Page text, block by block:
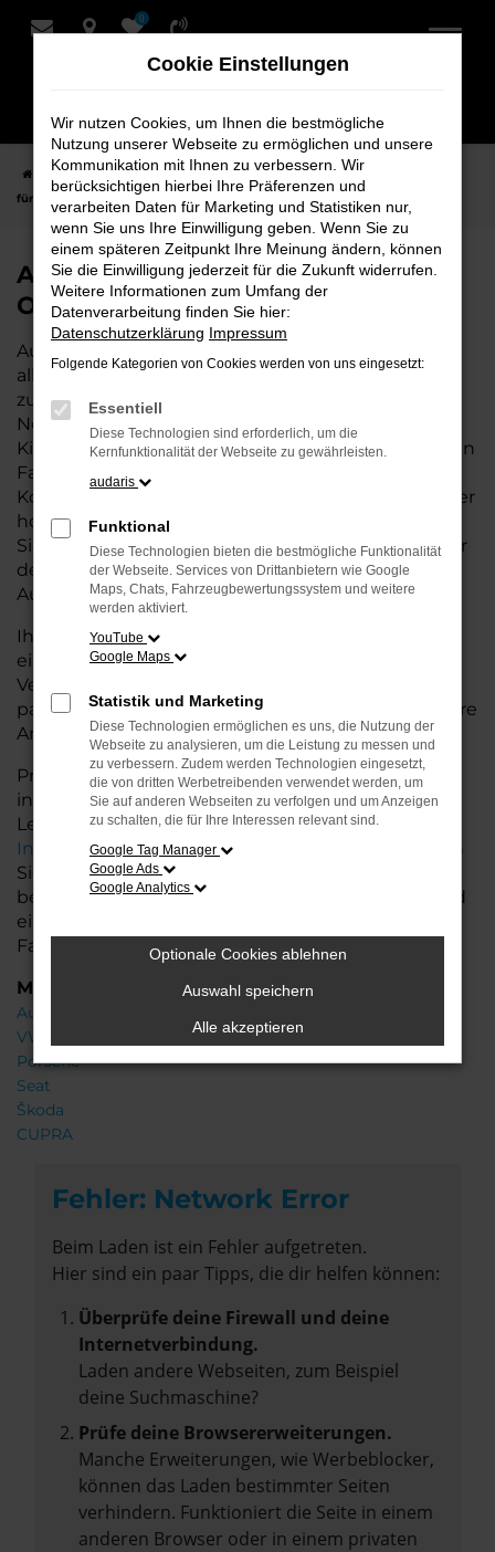
Zum
0
Startseite Oldenburg Audi Audi Q8
Audi Q8 Tageszulassung
für Oldenburg bei Schmidt + Koch
Audi Q8 Tageszulassung für
Oldenburg bei Schmidt + Koch
Audi Q8 Tageszulassung ist die perfekte Wahl für
alle, die für Oldenburg ein hochwertiges Fahrzeug
zu einem besonders attraktiven Preis suchen. Als
Neuwagen mit nur wenigen gefahrenen
Kilometern bietet er Ihnen alle Vorteile eines neuen
Fahrzeugs, jedoch zu deutlich besseren
Konditionen. Mit seiner modernen Ausstattung, der
hohen Effizienz und den fortschrittlichen
Sicherheitsfeatures ist der Q8 die ideale Lösung für
den Stadtverkehr für Oldenburg und längere
Ausflüge ins Umland.
Ihr Audi Autohaus in Oldenburg steht Ihnen mit
einer breiten Auswahl an Tageszulassungen zur
Verfügung. Unser Team hilft Ihnen, den Q8 in der
passenden Ausstattungsvariante zu finden, der Ihre
Anforderungen und Wünsche erfüllt.
Profitieren Sie von zusätzlichen Services wie
individuellen Finanzierungs- und
Leasingangeboten, sowie der bequemen
InzahlungnahmeIhres alten Fahrzeugs. Besuchen
Sie uns und lassen Sie sich von unseren Experten
beraten. Wir bieten Ihnen eine große Auswahl und
eine persönliche Beratung, damit Sie das perfekte
Fahrzeug für Ihre Bedürfnisse finden.
Marken
Audi
VW
Porsche
Seat
Škoda
CUPRA
Fehler: Network Error
Beim Laden ist ein Fehler aufgetreten.
Hier sind ein paar Tipps, die dir helfen können:
Überprüfe deine Firewall und deine
Internetverbindung.
Laden andere Webseiten, zum Beispiel
deine Suchmaschine?
Prüfe deine Browsererweiterungen.
Manche Erweiterungen, wie Werbeblocker,
können das Laden bestimmter Seiten
verhindern. Funktioniert die Seite in einem
anderen Browser oder in einem privaten
Cookie Einstellungen
Wir nutzen Cookies, um Ihnen die bestmögliche
Nutzung unserer Webseite zu ermöglichen und unsere
Kommunikation mit Ihnen zu verbessern. Wir
berücksichtigen hierbei Ihre Präferenzen und
verarbeiten Daten für Marketing und Statistiken nur,
wenn Sie uns Ihre Einwilligung geben. Wenn Sie zu
einem späteren Zeitpunkt Ihre Meinung ändern, können
Sie die Einwilligung jederzeit für die Zukunft widerrufen.
Weitere Informationen zum Umfang der
Datenverarbeitung finden Sie hier:
Datenschutzerklärung Impressum
Folgende Kategorien von Cookies werden von uns eingesetzt:
Essentiell
Diese Technologien sind erforderlich, um die
Kernfunktionalität der Webseite zu gewährleisten.
audaris
Funktional
Diese Technologien bieten die bestmögliche Funktionalität
der Webseite. Services von Drittanbietern wie Google
Maps, Chats, Fahrzeugbewertungssystem und weitere
werden aktiviert.
YouTube
Google Maps
Statistik und Marketing
Diese Technologien ermöglichen es uns, die Nutzung der
Webseite zu analysieren, um die Leistung zu messen und
zu verbessern. Zudem werden Technologien eingesetzt,
die von dritten Werbetreibenden verwendet werden, um
Sie auf anderen Webseiten zu verfolgen und um Anzeigen
zu schalten, die für Ihre Interessen relevant sind.
Google Tag Manager
Google Ads
Google Analytics
Optionale Cookies ablehnen
Auswahl speichern
Alle akzeptieren